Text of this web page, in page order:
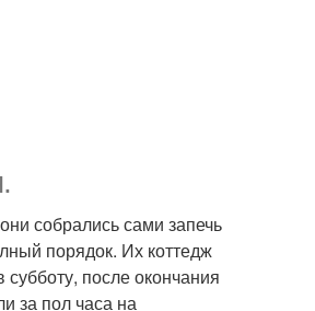
собрались сами запечь
порядок. Их коттедж
после окончания
за пол часа на